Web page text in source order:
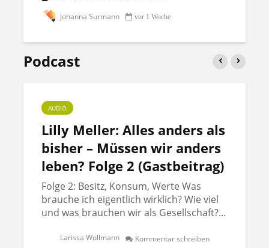
Johanna Surmann vor 1 Woche
Podcast
AUDIO
Lilly Meller: Alles anders als
bisher – Müssen wir anders
leben? Folge 2 (Gastbeitrag)
Folge 2: Besitz, Konsum, Werte Was
brauche ich eigentlich wirklich? Wie viel
und was brauchen wir als Gesellschaft?...
Larissa Wollmann Kommentar schreiben